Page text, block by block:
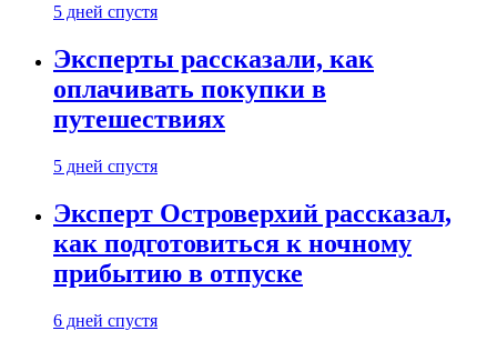
5 дней спустя
Эксперты рассказали, как
оплачивать покупки в
путешествиях
5 дней спустя
Эксперт Островерхий рассказал,
как подготовиться к ночному
прибытию в отпуске
6 дней спустя